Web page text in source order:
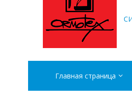
Главная страница